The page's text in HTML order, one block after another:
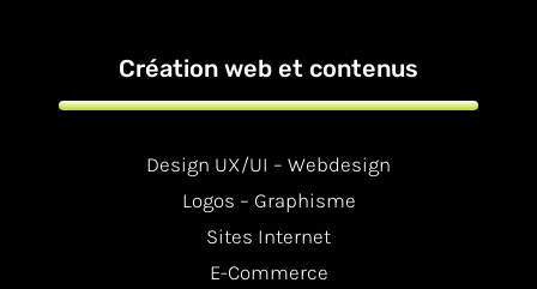
Création web et contenus
Design UX/UI – Webdesign
Logos – Graphisme
Sites Internet
E-Commerce